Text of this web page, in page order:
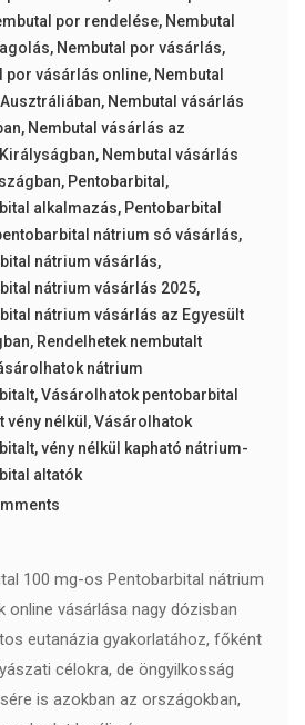
por rendelése, Nembutal
, Nembutal por vásárlás,
por vásárlás online, Nembutal
, Nembutal vásárlás
, Nembutal vásárlás az
, Nembutal vásárlás
, Pentobarbital,
alkalmazás, Pentobarbital
nátrium só vásárlás,
nátrium vásárlás,
nátrium vásárlás 2025,
nátrium vásárlás az Egyesült
, Rendelhetek nembutalt
nátrium
,Vásárolhatok pentobarbital
vény nélkül,Vásárolhatok
,vény nélkül kapható nátrium-
altatók
100 mg-os Pentobarbital nátrium
online vásárlása nagy dózisban
eutanázia gyakorlatához, főként
​​célokra, de öngyilkosság
is azokban az országokban,